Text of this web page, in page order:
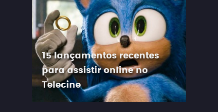
15 lançamentos recentes
para assistir online no
Telecine